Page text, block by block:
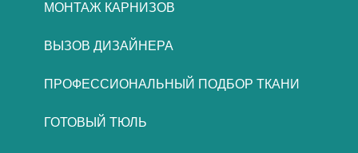
МОНТАЖ КАРНИЗОВ
ВЫЗОВ ДИЗАЙНЕРА
ПРОФЕССИОНАЛЬНЫЙ ПОДБОР ТКАНИ
ГОТОВЫЙ ТЮЛЬ